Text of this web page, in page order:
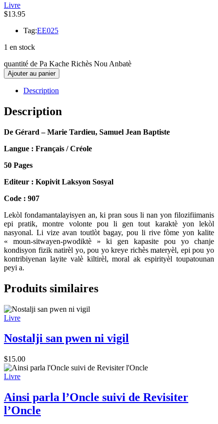
Livre
$13.95
Tag:EE025
1 en stock
quantité de Pa Kache Richès Nou Anbatè
Ajouter au panier
Description
Description
De Gérard – Marie Tardieu, Samuel Jean Baptiste
Langue : Français / Créole
50 Pages
Editeur : Kopivit Laksyon Sosyal
Code : 907
Lekòl fondamantalayisyen an, ki pran sous li nan yon filozifiimanis
epi pratik, montre volonte pou li gen tout karaktè yon lekòl
nasyonal. Li vize avan toutlòt bagay, pou li rive fòme yon kalite
« moun-sitwayen-pwodiktè » ki gen kapasite pou yo chanje
kondisyon fizik natirèl yo, pou yo kreye richès materyèl, epi pou yo
kontribiyenan layite valè kiltirèl, moral ak espirityèl toupatounan
peyi a.
Produits similaires
Livre
Nostalji san pwen ni vigil
$15.00
Livre
Ainsi parla l’Oncle suivi de Revisiter
l’Oncle